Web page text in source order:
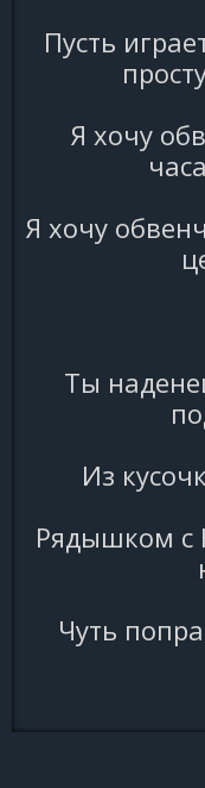
Пусть
Я хочу
Я хочу
Ты
Из
Рядышком с
Чуть
Я хочу